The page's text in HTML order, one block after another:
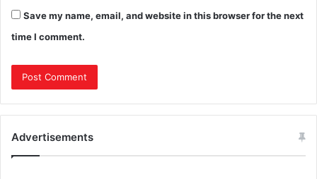
Save my name, email, and website in this browser for the next
time I comment.
Advertisements